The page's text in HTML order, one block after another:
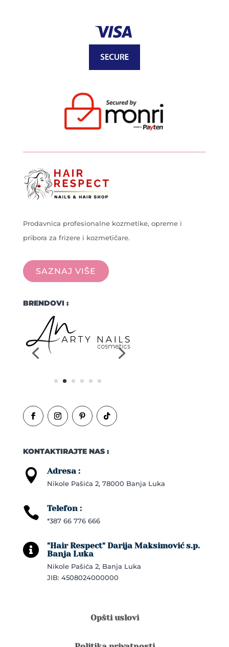
Prodavnica profesionalne kozmetike, opreme i
pribora za frizere i kozmetičare.
SAZNAJ VIŠE
BRENDOVI :
KONTAKTIRAJTE NAS :
 Adresa :
Nikole Pašića 2, 78000 Banja Luka
 Telefon :
*387 66 776 666

"Hair Respect" Darija Maksimović s.p.
Banja Luka
Nikole Pašića 2, Banja Luka
JIB: 4508024000000
Opšti uslovi